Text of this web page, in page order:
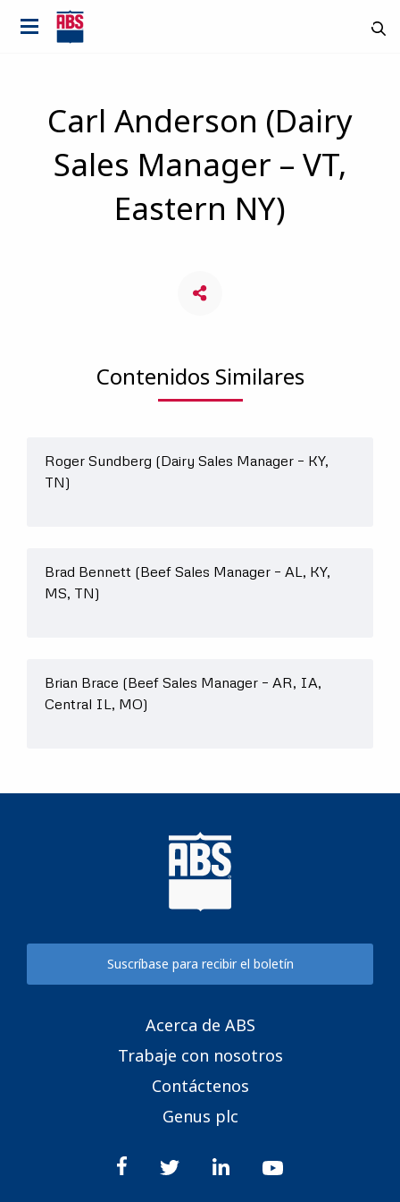
Carl Anderson (Dairy
Sales Manager – VT,
Eastern NY)
Contenidos Similares
Roger Sundberg (Dairy Sales Manager – KY,
TN)
Brad Bennett (Beef Sales Manager – AL, KY,
MS, TN)
Brian Brace (Beef Sales Manager – AR, IA,
Central IL, MO)
Suscríbase para recibir el boletín
Acerca de ABS
Trabaje con nosotros
Contáctenos
Genus plc